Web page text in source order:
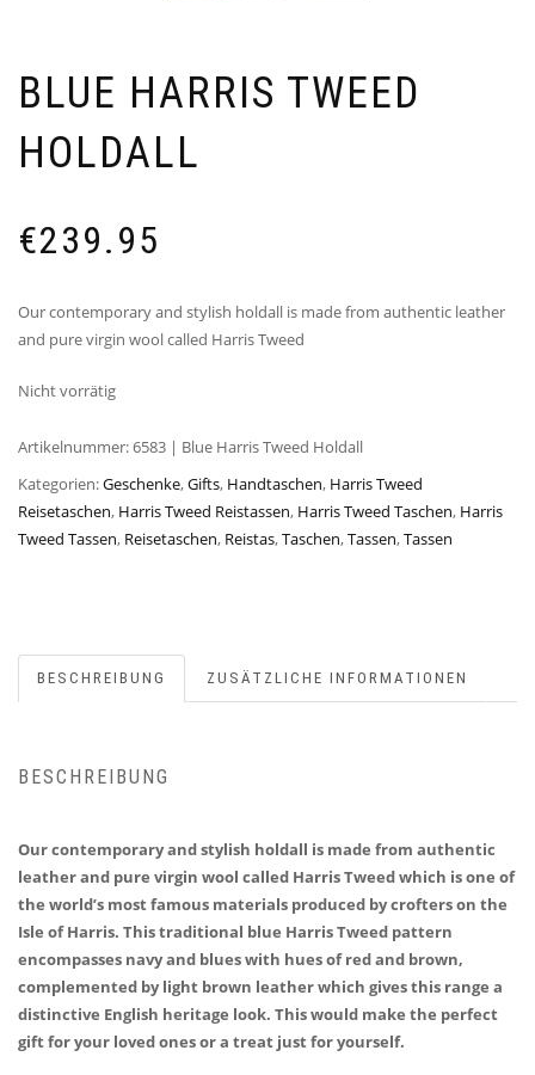
BLUE HARRIS TWEED
HOLDALL
€239.95
Our contemporary and stylish holdall is made from authentic leather
and pure virgin wool called Harris Tweed
Nicht vorrätig
Artikelnummer:6583 | Blue Harris Tweed Holdall
Kategorien:Geschenke,Gifts, Handtaschen, Harris Tweed
Reisetaschen, Harris Tweed Reistassen, Harris Tweed Taschen, Harris
Tweed Tassen, Reisetaschen, Reistas,Taschen,Tassen,Tassen
BESCHREIBUNG ZUSÄTZLICHE INFORMATIONEN
BESCHREIBUNG
Our contemporary and stylish holdall is made from authentic
leather and pure virgin wool called Harris Tweed which is one of
the world’s most famous materials produced by crofters on the
Isle of Harris. This traditional blue Harris Tweed pattern
encompasses navy and blues with hues of red and brown,
complemented by light brown leather which gives this range a
distinctive English heritage look. This would make the perfect
gift for your loved ones or a treat just for yourself.